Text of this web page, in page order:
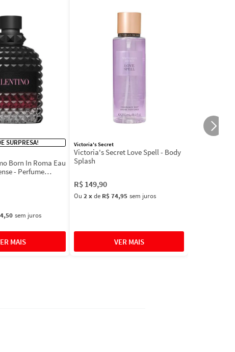
SURPRESA!
Born In Roma Eau
- Perfume
sem juros
Victoria's Secret
Victoria's Secret Love Spell - Body
Splash
R$ 149,90
Ou 2xde R$ 74,95 sem juros